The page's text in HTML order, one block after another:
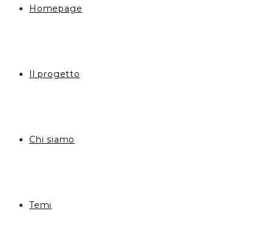
Homepage
Il progetto
Chi siamo
Temi